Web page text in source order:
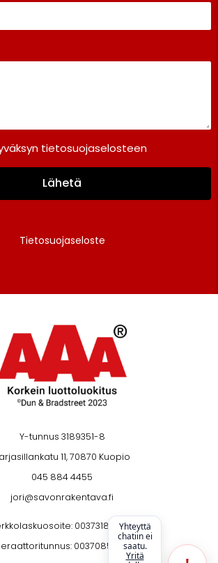
tietosuojaselosteen
Lähetä
Tietosuojaseloste
Y-tunnus 3189351-8
11, 70870 Kuopio
045 884 4455
jori@savonrakentava.fi
003731893518
003708599126
Yhteyttä
chatiin ei
saatu.
Yritä